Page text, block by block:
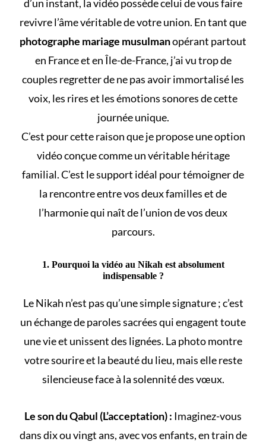
d’un instant, la vidéo possède celui de vous faire
revivre l’âme véritable de votre union. En tant que
photographe mariage musulmanopérant partout
en France et en Île-de-France, j’ai vu trop de
couples regretter de ne pas avoir immortalisé les
voix, les rires et les émotions sonores de cette
journée unique.
C’est pour cette raison que je propose une option
vidéo conçue comme un véritable héritage
familial. C’est le support idéal pour témoigner de
la rencontre entre vos deux familles et de
l’harmonie qui naît de l’union de vos deux
parcours.
1. Pourquoi la vidéo au Nikah est absolument
indispensable ?
LeNikah n’est pas qu’une simple signature ; c’est
un échange de paroles sacrées qui engagent toute
une vie et unissent des lignées. La photo montre
votre sourire et la beauté du lieu, mais elle reste
silencieuse face à la solennité des vœux.
Le son du Qabul (L’acceptation) : Imaginez-vous
dans dix ou vingt ans, avec vos enfants, en train de